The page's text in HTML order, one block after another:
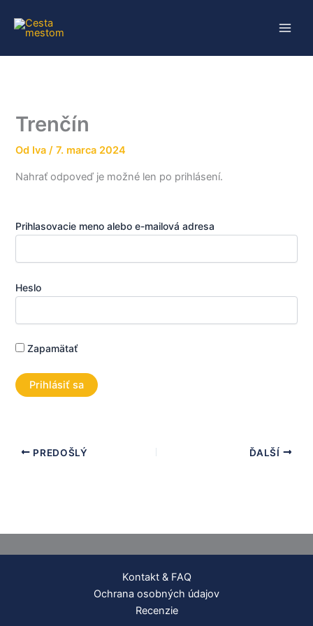
Trenčín
Od Iva/7. marca 2024
Nahrať odpoveď je možné len po prihlásení.
Prihlasovacie meno alebo e-mailová adresa
Heslo
Zapamätať
PREDOŠLÝ ĎALŠÍ
Kontakt & FAQ
Ochrana osobných údajov
Recenzie